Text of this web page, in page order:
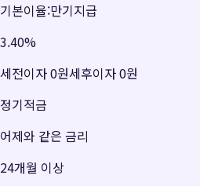
기본이율:만기지급
3.40%
세전이자0원세후이자0원
정기적금
어제와 같은 금리
24개월 이상